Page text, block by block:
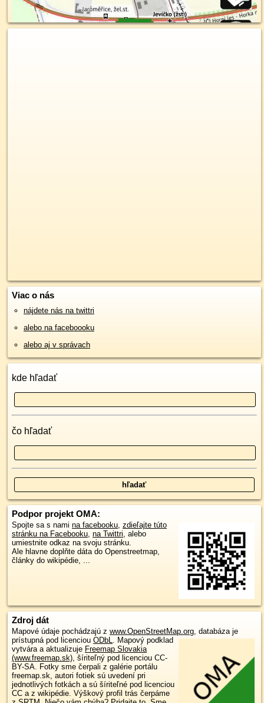
Viac o nás
nájdete nás na twittri
alebo na faceboooku
alebo aj v správach
kde hľadať
čo hľadať
Podpor projekt OMA:
Spojte sa s nami na facebooku, zdieľajte túto
stránku na Facebooku, na Twittri, alebo
umiestnite odkaz na svoju stránku.
Ale hlavne doplňte dáta do Openstreetmap,
články do wikipédie, ...
Zdroj dát
Mapové údaje pochádzajú z www.OpenStreetMap.org, databáza je
prístupná pod licenciou ODbL. Mapový podklad
vytvára a aktualizuje Freemap Slovakia
(www.freemap.sk), šíriteľný pod licenciou CC-
BY-SA. Fotky sme čerpali z galérie portálu
freemap.sk, autori fotiek sú uvedení pri
jednotlivých fotkách a sú šíriteľné pod licenciou
CC a z wikipédie. Výškový profil trás čerpáme